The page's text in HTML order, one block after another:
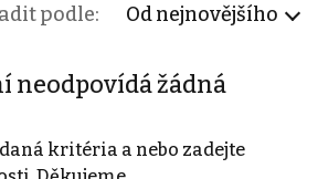
podle: Od nejnovějšího
neodpovídá žádná
kritéria a nebo zadejte